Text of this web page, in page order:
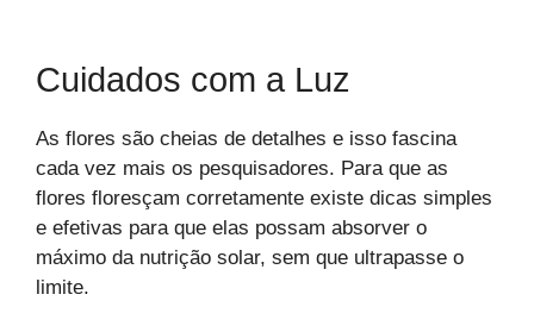
Cuidados com a Luz
As flores são cheias de detalhes e isso fascina
cada vez mais os pesquisadores. Para que as
flores floresçam corretamente existe dicas simples
e efetivas para que elas possam absorver o
máximo da nutrição solar, sem que ultrapasse o
limite.